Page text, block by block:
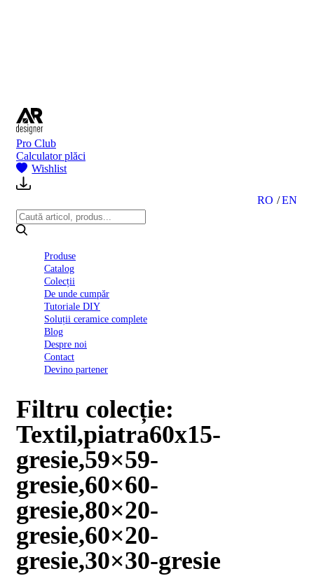
Pro Club
Calculator plăci
Wishlist
RO EN
Produse
Catalog
Colecții
De unde cumpăr
Tutoriale DIY
Soluții ceramice complete
Blog
Despre noi
Contact
Devino partener
performanță
nr.
D01
BIII
2022
Politica
confidentialitate
octombrie
2023
Ceramice
Complete
Declarația
conformitate
Declarația
D03
BIII
2022
Declaratia
performanta
D01
BI
2023
Declaratia
de
performanta
D01
BI
UGL
Filtru colecție:
Textil,piatra60x15-
gresie,59×59-
gresie,60×60-
gresie,80×20-
gresie,60×20-
gresie,30×30-gresie